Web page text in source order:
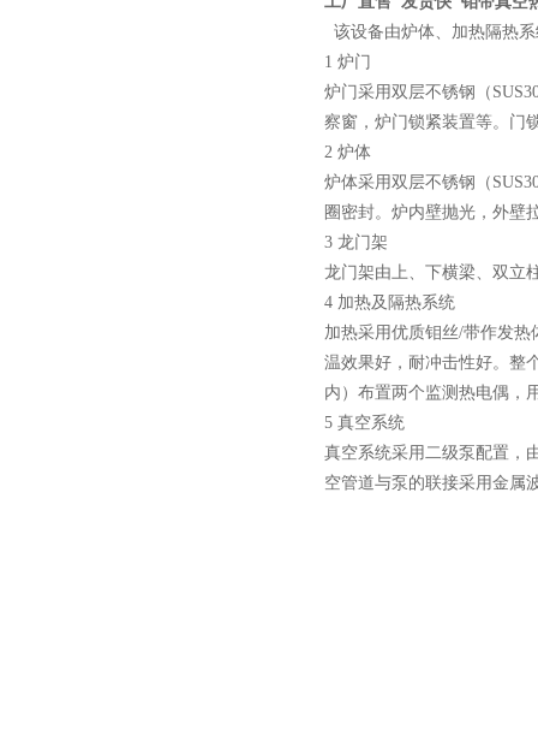
该设备由炉体、加热隔热
1 炉门
炉门采用双层不锈钢（
察窗，炉门锁紧装置等。门
2 炉体
炉体采用双层不锈钢（
圈密封。炉内壁抛光，外壁
3 龙门架
龙门架由上、下横梁、双立
4 加热及隔热系统
加热采用优质钼丝/带作发热
温效果好，耐冲击性好。整
内）布置两个监测热电偶，
5 真空系统
真空系统采用二级泵配置，
空管道与泵的联接采用金属